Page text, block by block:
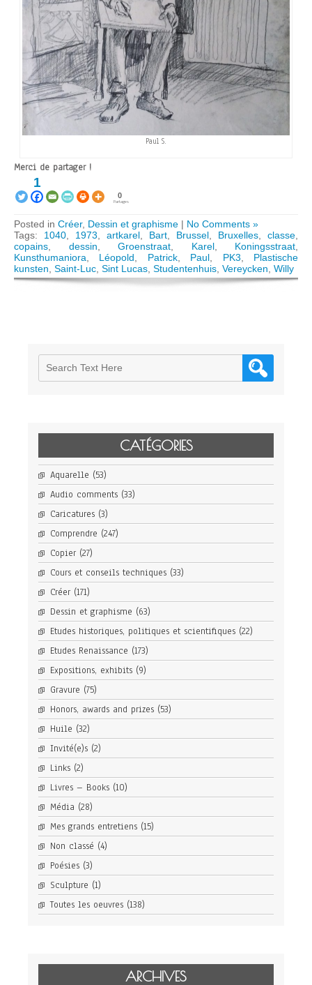
Paul S.
Merci de partager !
1
0
Partages
Posted in Créer, Dessin et graphisme | No Comments »
Tags: 1040 1973 artkarel Bart Brussel Bruxelles classe
copains
dessin Groenstraat Karel, Koningsstraat
Kunsthumaniora
Léopold Patrick, Paul PK3
Plastische
kunsten Saint-Luc Sint Lucas Studentenhuis Vereycken Willy
CATÉGORIES
Aquarelle (53)
Audio comments (33)
Caricatures (3)
Comprendre (247)
Copier (27)
Cours et conseils techniques (33)
Créer (171)
Dessin et graphisme (63)
Etudes historiques, politiques et scientifiques (22)
Etudes Renaissance (173)
Expositions, exhibits (9)
Gravure (75)
Honors, awards and prizes (53)
Huile (32)
Invité(e)s (2)
Links (2)
Livres – Books (10)
Média (28)
Mes grands entretiens (15)
Non classé (4)
Poésies (3)
Sculpture (1)
Toutes les oeuvres (138)
ARCHIVES